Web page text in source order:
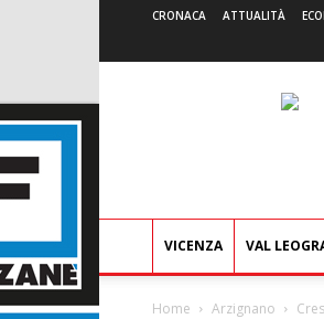
CRONACA ATTUALITÀ
VICENZA VAL
Home Arzignano